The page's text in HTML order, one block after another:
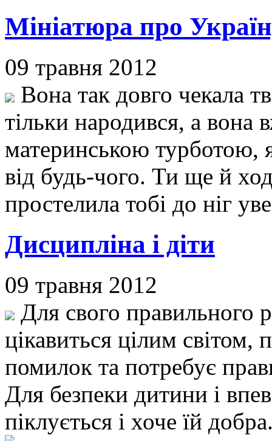
Мініатюра про
09 травня 2012
Вона так довго чекала
тільки народився, а
материнською турботою,
від будь-чого. Ти ще й
простелила тобі до ніг
Дисципліна і діти
09 травня 2012
Для свого правильного
цікавиться цілим
помилок та потребує
Для безпеки дитини і
піклується і хоче їй